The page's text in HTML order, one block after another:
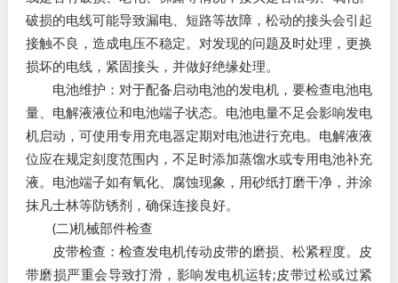
破损的电线可能导致漏电、短路等故障，松动的接头会引起
接触不良，造成电压不稳定。对发现的问题及时处理，更换
损坏的电线，紧固接头，并做好绝缘处理。​
电池维护：对于配备启动电池的发电机，要检查电池电
量、电解液液位和电池端子状态。电池电量不足会影响发电
机启动，可使用专用充电器定期对电池进行充电。电解液液
位应在规定刻度范围内，不足时添加蒸馏水或专用电池补充
液。电池端子如有氧化、腐蚀现象，用砂纸打磨干净，并涂
抹凡士林等防锈剂，确保连接良好。​
(二)机械部件检查​
皮带检查：检查发电机传动皮带的磨损、松紧程度。皮
带磨损严重会导致打滑，影响发电机运转;皮带过松或过紧